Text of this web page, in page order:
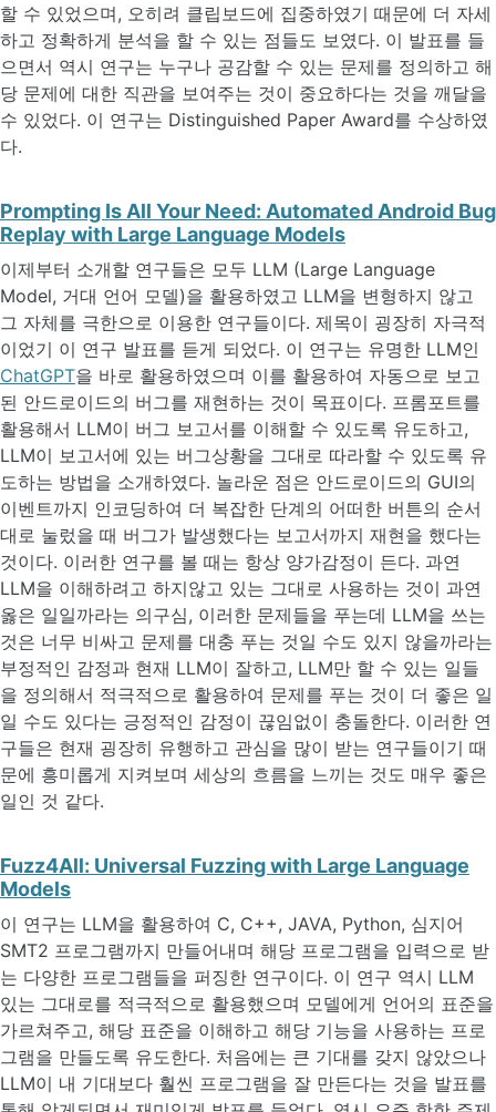
할 수 있었으며, 오히려 클립보드에 집중하였기 때문에 더 자세
하고 정확하게 분석을 할 수 있는 점들도 보였다. 이 발표를 들
으면서 역시 연구는 누구나 공감할 수 있는 문제를 정의하고 해
당 문제에 대한 직관을 보여주는 것이 중요하다는 것을 깨달을
수 있었다. 이 연구는 Distinguished Paper Award를 수상하였
다.
Prompting Is All Your Need: Automated Android Bug
Replay with Large Language Models
이제부터 소개할 연구들은 모두 LLM (Large Language
Model, 거대 언어 모델)을 활용하였고 LLM을 변형하지 않고
그 자체를 극한으로 이용한 연구들이다. 제목이 굉장히 자극적
이었기 이 연구 발표를 듣게 되었다. 이 연구는 유명한 LLM인
ChatGPT을 바로 활용하였으며 이를 활용하여 자동으로 보고
된 안드로이드의 버그를 재현하는 것이 목표이다. 프롬포트를
활용해서 LLM이 버그 보고서를 이해할 수 있도록 유도하고,
LLM이 보고서에 있는 버그상황을 그대로 따라할 수 있도록 유
도하는 방법을 소개하였다. 놀라운 점은 안드로이드의 GUI의
이벤트까지 인코딩하여 더 복잡한 단계의 어떠한 버튼의 순서
대로 눌렀을 때 버그가 발생했다는 보고서까지 재현을 했다는
것이다. 이러한 연구를 볼 때는 항상 양가감정이 든다. 과연
LLM을 이해하려고 하지않고 있는 그대로 사용하는 것이 과연
옳은 일일까라는 의구심, 이러한 문제들을 푸는데 LLM을 쓰는
것은 너무 비싸고 문제를 대충 푸는 것일 수도 있지 않을까라는
부정적인 감정과 현재 LLM이 잘하고, LLM만 할 수 있는 일들
을 정의해서 적극적으로 활용하여 문제를 푸는 것이 더 좋은 일
일 수도 있다는 긍정적인 감정이 끊임없이 충돌한다. 이러한 연
구들은 현재 굉장히 유행하고 관심을 많이 받는 연구들이기 때
문에 흥미롭게 지켜보며 세상의 흐름을 느끼는 것도 매우 좋은
일인 것 같다.
Fuzz4All: Universal Fuzzing with Large Language
Models
이 연구는 LLM을 활용하여 C, C++, JAVA, Python, 심지어
SMT2 프로그램까지 만들어내며 해당 프로그램을 입력으로 받
는 다양한 프로그램들을 퍼징한 연구이다. 이 연구 역시 LLM
있는 그대로를 적극적으로 활용했으며 모델에게 언어의 표준을
가르쳐주고, 해당 표준을 이해하고 해당 기능을 사용하는 프로
그램을 만들도록 유도한다. 처음에는 큰 기대를 갖지 않았으나
LLM이 내 기대보다 훨씬 프로그램을 잘 만든다는 것을 발표를